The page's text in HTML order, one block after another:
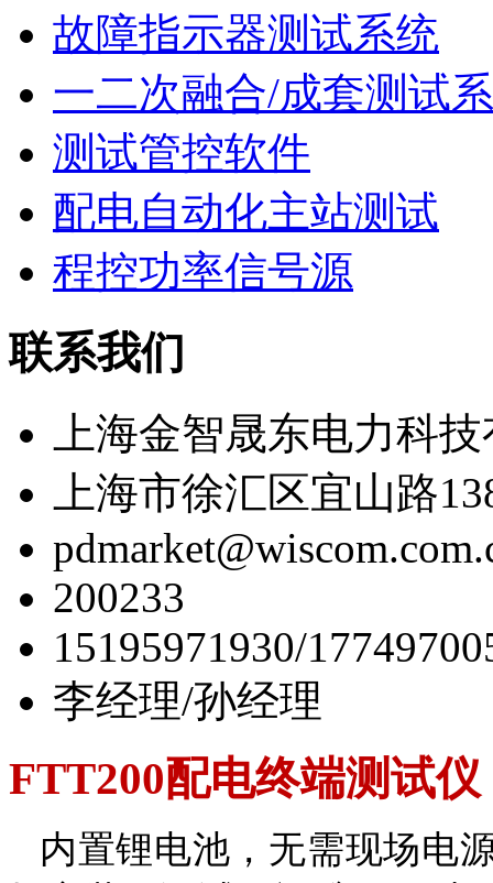
故障指示器测试系统
一二次融合/成套测试
测试管控软件
配电自动化主站测试
程控功率信号源
联系我们
上海金智晟东电力科
上海市徐汇区宜山路
200233
15195971930/
李经理/孙经理
FTT200配电终端测试仪
内置锂电池，无需现场电